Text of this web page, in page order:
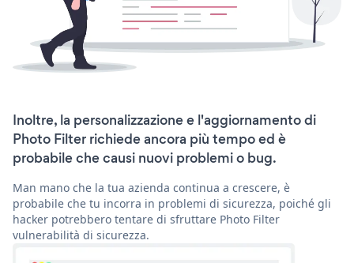
Inoltre, la personalizzazione e l'aggiornamento di
Photo Filter richiede ancora più tempo ed è
probabile che causi nuovi problemi o bug.
Man mano che la tua azienda continua a crescere, è
probabile che tu incorra in problemi di sicurezza, poiché gli
hacker potrebbero tentare di sfruttare Photo Filter
vulnerabilità di sicurezza.